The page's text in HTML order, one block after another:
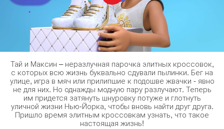
Тай и Максин – неразлучная парочка элитных кроссовок,
с которых всю жизнь буквально сдували пылинки. Бег на
улице, игра в мяч или прилипшие к подошве жвачки - явно
не для них. Но однажды модную пару разлучают. Теперь
им придется затянуть шнуровку потуже и глотнуть
уличной жизни Нью-Йорка, чтобы вновь найти друг друга.
Пришло время элитным кроссовкам узнать, что такое
настоящая жизнь!